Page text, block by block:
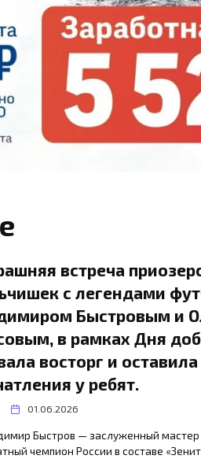
встреча
с легендами
Быстровым и
в рамках Дня
восторг и
у ребят.
01.06.2026
Быстров — заслуженный мастер
чемпион России в составе